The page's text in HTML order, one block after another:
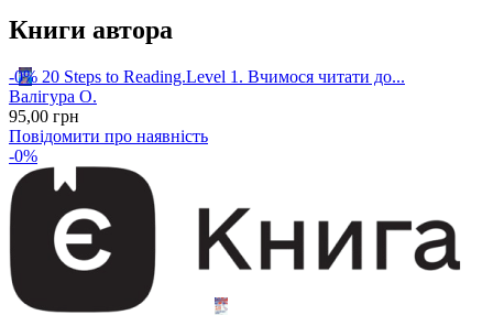
Книги автора
-0% 20 Steps to Reading.Level 1. Вчимося читати до...
Валігура О.
95,00 грн
Повідомити про наявність
-0%